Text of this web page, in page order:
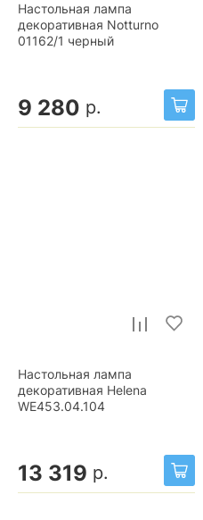
Настольная лампа
декоративная Notturno
01162/1 черный
9 280 р.
Настольная лампа
декоративная Helena
WE453.04.104
13 319 р.